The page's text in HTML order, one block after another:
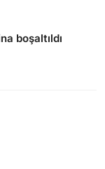
boşaltıldı